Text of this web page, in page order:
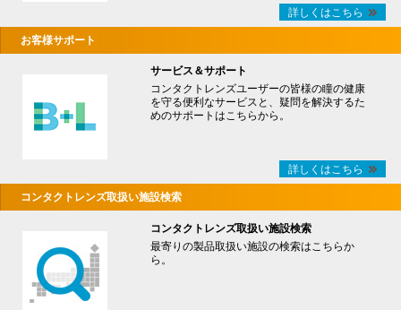
詳しくはこちら
お客様サポート
サービス＆サポート
コンタクトレンズユーザーの皆様の瞳の健康
を守る便利なサービスと、疑問を解決するた
めのサポートはこちらから。
詳しくはこちら
コンタクトレンズ取扱い施設検索
コンタクトレンズ取扱い施設検索
最寄りの製品取扱い施設の検索はこちらか
ら。